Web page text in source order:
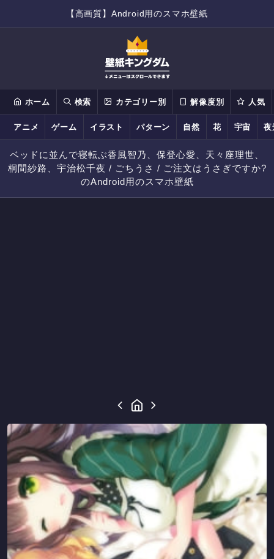
【高画質】Android用のスマホ壁紙
ホーム 検索 カテゴリー別 解像度別 人気
アニメ ゲーム イラスト パターン 自然 花 宇宙 夜
ベッドに並んで寝転ぶ香風智乃、保登心愛、天々座理世、
桐間紗路、宇治松千夜 / ごちうさ / ご注文はうさぎですか?
のAndroid用のスマホ壁紙